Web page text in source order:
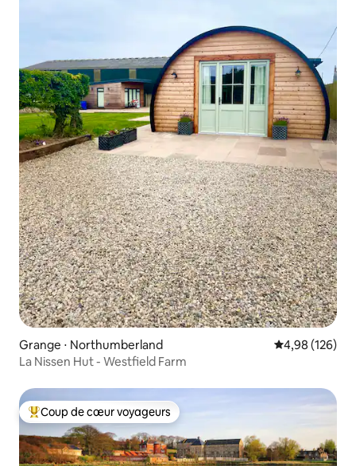
Grange ⋅ Northumberland Évaluation
4,98 (126)
La Nissen Hut - Westfield Farm
Coups de cœur voyageurs les plus appréciés
Coup de cœur voyageurs